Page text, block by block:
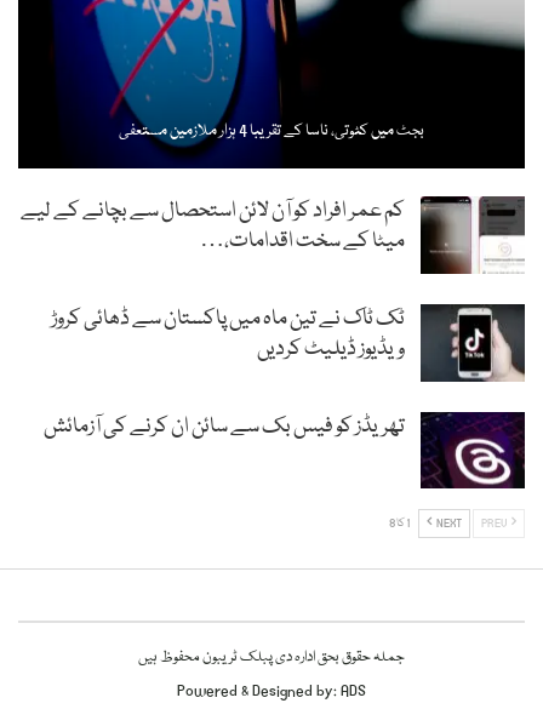
بجٹ میں کٹوتی، ناسا کے تقریبا 4 ہزار ملازمین مستعفی
کم عمر افراد کو آن لائن استحصال سے بچانے کے لیے
میٹا کے سخت اقدامات،…
ٹک ٹاک نے تین ماہ میں پاکستان سے ڈھائی کروڑ
ویڈیوز ڈیلیٹ کردیں
تھریڈز کو فیس بک سے سائن ان کرنے کی آزمائش
NEXT 1 کا 8
جملہ حقوق بحق ادارہ دی پبلک ٹریبون محفوظ ہیں
Powered & Designed by:ADS